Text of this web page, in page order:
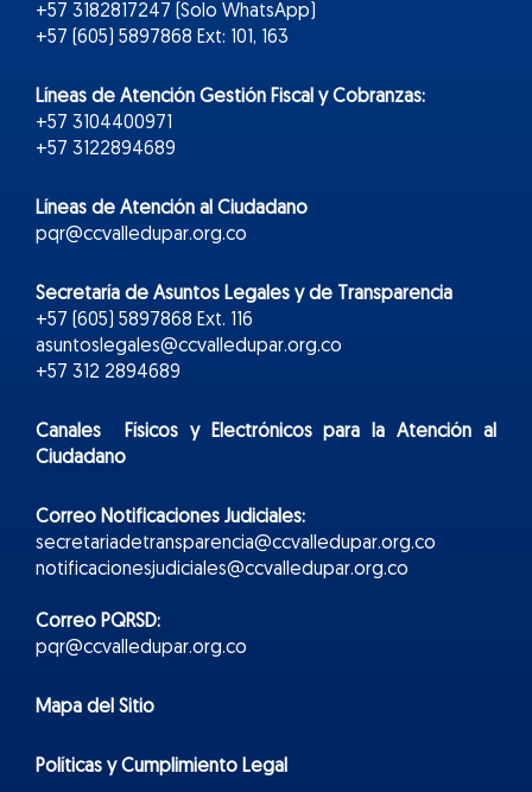
+57 3182817247 (Solo WhatsApp)
+57 (605) 5897868 Ext: 101, 163
Líneas de Atención Gestión Fiscal y Cobranzas:
+57 3104400971
+57 3122894689
Líneas de Atención al Ciudadano
pqr@ccvalledupar.org.co
Secretaría de Asuntos Legales y de Transparencia
+57 (605) 5897868 Ext. 116
asuntoslegales@ccvalledupar.org.co
+57 312 2894689
Canales Físicos yElectrónicospara la Atención al
Ciudadano
Correo Notificaciones Judiciales:
secretariadetransparencia@ccvalledupar.org.co
notificacionesjudiciales@ccvalledupar.org.co
Correo PQRSD:
pqr@ccvalledupar.org.co
Mapa del Sitio
Políticas y Cumplimiento Legal